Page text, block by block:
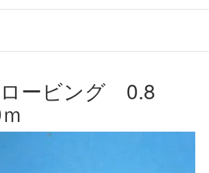
ービング 0.8